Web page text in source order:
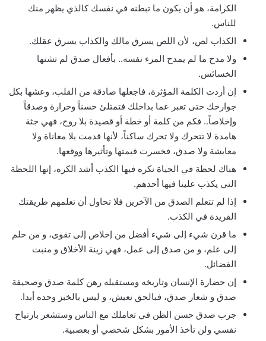
الكرامة، هو أن يكون ما تبطنه في نفسك كالذي يظهر منك
للناس.
الكذاب لص، لأن اللص يسرق مالك والكذاب يسرق عقلك.
ولا مدح ما لم يمدح المرء نفسه.. بأفعال صدق لم تشنها
الخسائس.
إن أردت الكلمة المؤثرة، فاجعلها صادقة من القلب، وعشها بكل
جوارحك حتى تعبر عما بداخلك فتمتلئ حسناً وحرارة وصدقاً
وإخلاصاً.. فكم من كلمة أو خطة أو قصيدة بلا روح، فهي جثة
هامدة لا تتحرك ولا تحرك ساكناً، لأنها قدمت بلا معاناة ولا
معايشة ولا صدق، فخسرت قيمتها وتأثيرها ووقعها.
هناك لحظة في الحياة نكره فيها الكذب أشد الكره، إنها اللحظة
التي يكذب علينا فيها أحدهم.
إذا لم تتعلم الصدق من الآخرين فلا تحاول أن تعلمهم طريقتك
الفريدة في الكذب.
ما قرن شيء إلى شيء أفضل من إخلاص إلى تقوى، و من حلم
إلى علم، و من صدق إلى عمل، فهي زينة الأخلاق و منبت
الفضائل.
إن حضارة الإنسان وتاريخه ومستقبله رهن كلمة صدق وصحيفة
صدق و شعار صدق، فبالحق نعيش، و ليس بالخبز وحده أبدا.
جرب صدق حسن الظن في تعاملك مع الناس وستشعر بارتياح
نفسي ولن تأخذ الأمور بشكل شخصي أو بعصبية.